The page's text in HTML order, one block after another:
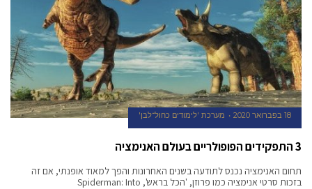
18 בפברואר 2020 מערכת 'לימודים כחול־לבן'
3 התפקידים הפופולריים בעולם האנימציה
תחום האנימציה נכנס לתודעה בשנים האחרונות והפך למאוד אופנתי, אם זה
בזכות סרטי אנימציה כמו פרוזן, 'הכל בראש', Spiderman: Into